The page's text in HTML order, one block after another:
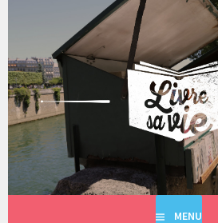
principal
LIVRE SA VIE
MENU